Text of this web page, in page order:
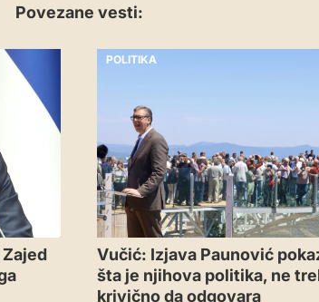
Povezane vesti:
Zajed
POLITIKA
Vučić: Izjava Paunović
šta je njihova politika, ne
krivično da odgovara